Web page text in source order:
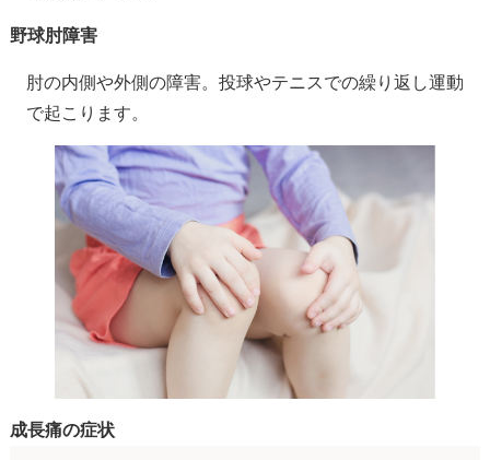
野球肘障害
肘の内側や外側の障害。投球やテニスでの繰り返し運動
で起こります。
成長痛の症状